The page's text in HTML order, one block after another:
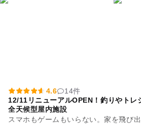
4.6
14件
12/11リニューアルOPEN！釣りやトレ
全天候型屋内施設
スマホもゲームもいらない。家を飛び